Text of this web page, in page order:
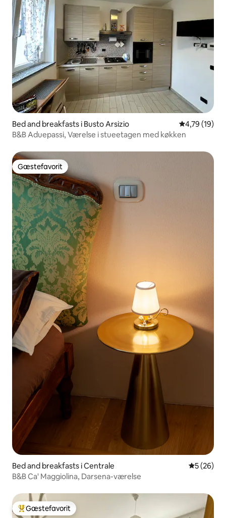
Bed and breakfasts i Busto Arsizio 4,79 ud af 5
4,79 (19)
B&B Aduepassi, Værelse i stueetagen med køkken
Gæstefavorit
Gæstefavorit
Bed and breakfasts i Centrale 5 ud af 5 i
5 (26)
B&B Ca' Maggiolina, Darsena-værelse
Bedste gæstefavorit
Gæstefavorit